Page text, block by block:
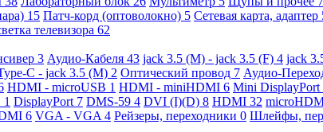
15 Патч-корд (оптоволокно) 5 Сетевая карта, адаптер
телевизора 62
3 Аудио-Кабеля 43 jack 3.5 (M) - jack 3.5 (F) 4 jack
C - jack 3.5 (M) 2 Оптический провод 7 Аудио-
HDMI - microUSB 1 HDMI - miniHDMI 6 Mini
1 DisplayPort 7 DMS-59 4 DVI (I)(D) 8 HDMI 32
6 VGA - VGA 4 Рейзеры, переходники 0 Шлейфы,